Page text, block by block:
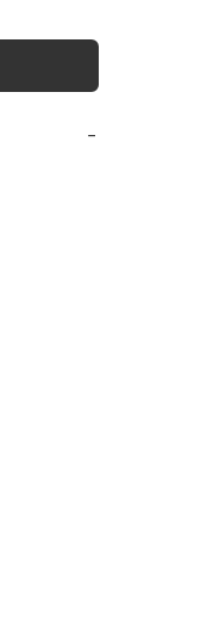
−